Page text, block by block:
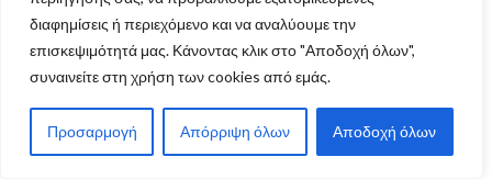
διαφημίσεις ή περιεχόμενο και να αναλύουμε την
επισκεψιμότητά μας. Κάνοντας κλικ στο "Αποδοχή όλων",
συναινείτε στη χρήση των cookies από εμάς.
Προσαρμογή Απόρριψη όλων Αποδοχή όλων
Πρωταθλήματος και Κυπέλλου Enduro για το
2025